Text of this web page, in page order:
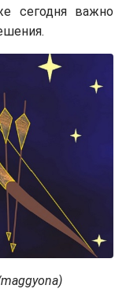
сегодня важно